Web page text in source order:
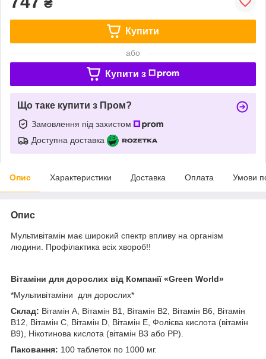
₴
Купити
або
Купити з
Що таке купити з Пром?
Замовлення під захистом
Доступна доставка
Опис Характеристики Доставка Оплата Умови
Опис
Мультивітамін має широкий спектр впливу на організм
людини. Профілактика всіх хвороб!!
Вітаміни для дорослих від Компанії «Green World»
*Мультивітаміни для дорослих*
Склад: Вітамін А, Вітамін В1, Вітамін В2, Вітамін В6, Вітамін
В12, Вітамін С, Вітамін D, Вітамін Е, Фолієва кислота (вітамін
В9), Нікотинова кислота (вітамін В3 або РР).
Паковання: 100 таблеток по 1000 мг.